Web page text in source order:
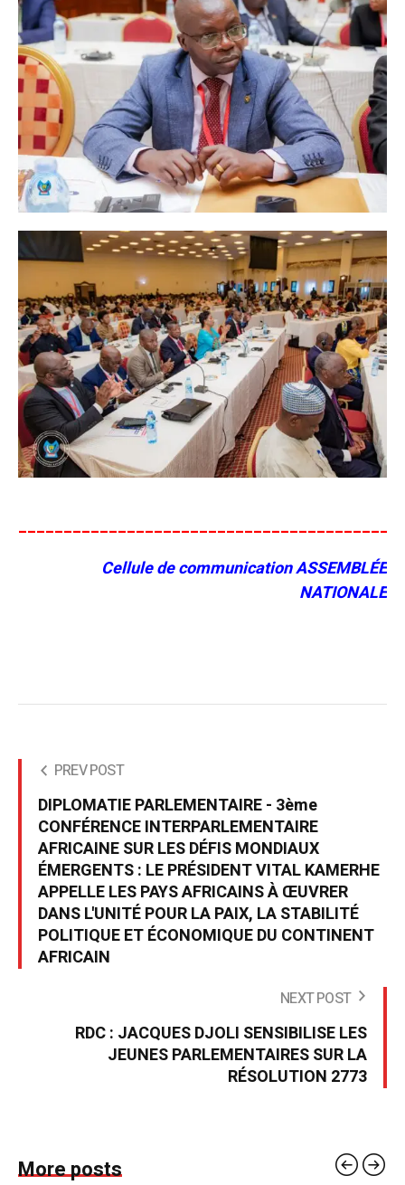
Cellule de communication ASSEMBLÉE
NATIONALE
PREV POST
DIPLOMATIE PARLEMENTAIRE - 3ème
CONFÉRENCE INTERPARLEMENTAIRE
AFRICAINE SUR LES DÉFIS MONDIAUX
ÉMERGENTS : LE PRÉSIDENT VITAL KAMERHE
APPELLE LES PAYS AFRICAINS À ŒUVRER
DANS L'UNITÉ POUR LA PAIX, LA STABILITÉ
POLITIQUE ET ÉCONOMIQUE DU CONTINENT
AFRICAIN
NEXT POST
RDC : JACQUES DJOLI SENSIBILISE LES
JEUNES PARLEMENTAIRES SUR LA
RÉSOLUTION 2773
More posts